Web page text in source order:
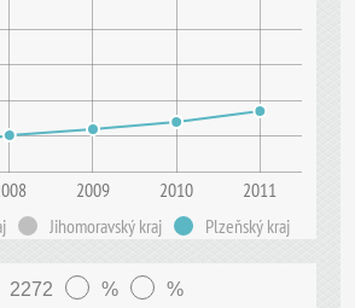
2009 2010
2011
Jihomoravský kraj Plzeňský kraj
2272 % %